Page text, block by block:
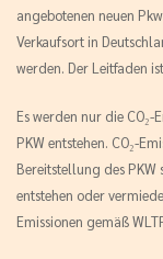
angebotenen neuen
Verkaufsort in
werden. Der Leitfaden
Es werden nur die
PKW entstehen. CO₂-
Bereitstellung des
entstehen oder
Emissionen gemäß